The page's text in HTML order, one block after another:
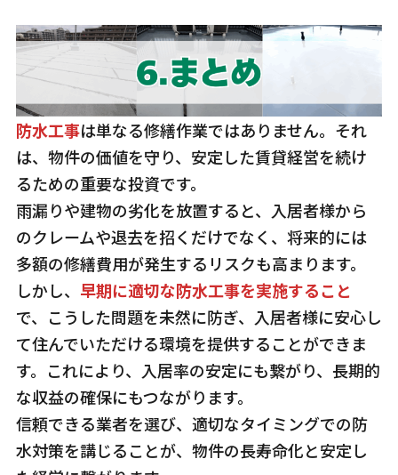
防水工事は単なる修繕作業ではありません。それ
は、物件の価値を守り、安定した賃貸経営を続け
るための重要な投資です。
雨漏りや建物の劣化を放置すると、入居者様から
のクレームや退去を招くだけでなく、将来的には
多額の修繕費用が発生するリスクも高まります。
しかし、 早期に適切な防水工事を実施すること
で、こうした問題を未然に防ぎ、入居者様に安心し
て住んでいただける環境を提供することができま
す。これにより、入居率の安定にも繋がり、長期的
な収益の確保にもつながります。
信頼できる業者を選び、適切なタイミングでの防
水対策を講じることが、物件の長寿命化と安定し